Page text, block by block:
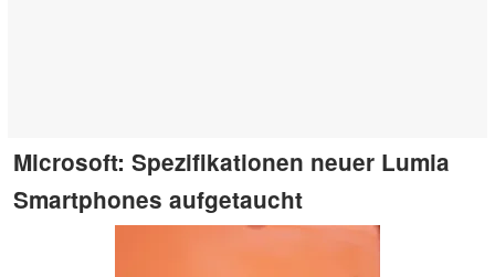
Microsoft: Spezifikationen neuer Lumia
Smartphones aufgetaucht